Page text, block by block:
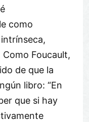
como
Como Foucault,
de que la
libro: “En
que si hay